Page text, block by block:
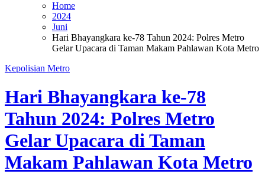
Home
2024
Juni
Hari Bhayangkara ke-78 Tahun 2024: Polres Metro
Gelar Upacara di Taman Makam Pahlawan Kota Metro
Kepolisian Metro
Hari Bhayangkara ke-78
Tahun 2024: Polres Metro
Gelar Upacara di Taman
Makam Pahlawan Kota Metro